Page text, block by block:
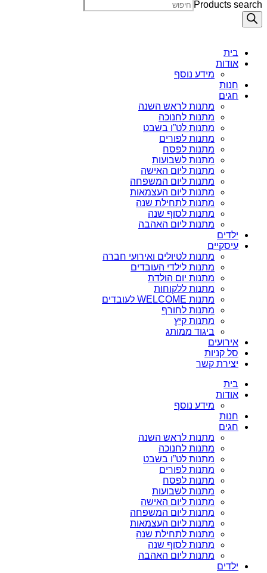
Products search
בית
אודות
מידע נוסף
חנות
חגים
מתנות לראש השנה
מתנות לחנוכה
מתנות לט”ו בשבט
מתנות לפורים
מתנות לפסח
מתנות לשבועות
מתנות ליום האישה
מתנות ליום המשפחה
מתנות ליום העצמאות
מתנות לתחילת שנה
מתנות לסוף שנה
מתנות ליום האהבה
ילדים
עיסקיים
מתנות לטיולים ואירועי חברה
מתנות לילדי העובדים
מתנות יום הולדת
מתנות ללקוחות
מתנות WELCOME לעובדים
מתנות לחורף
מתנות קיץ
ביגוד ממותג
אירועים
סל קניות
יצירת קשר
בית
אודות
מידע נוסף
חנות
חגים
מתנות לראש השנה
מתנות לחנוכה
מתנות לט”ו בשבט
מתנות לפורים
מתנות לפסח
מתנות לשבועות
מתנות ליום האישה
מתנות ליום המשפחה
מתנות ליום העצמאות
מתנות לתחילת שנה
מתנות לסוף שנה
מתנות ליום האהבה
ילדים